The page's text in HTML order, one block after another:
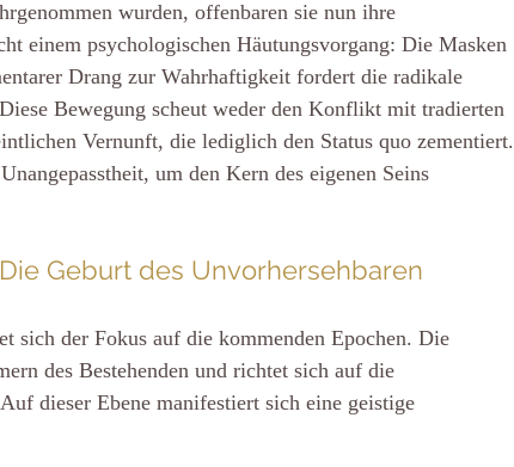
wurden, offenbaren sie nun ihre
einem psychologischen Häutungsvorgang: Die Masken
Drang zur Wahrhaftigkeit fordert die radikale
Bewegung scheut weder den Konflikt mit tradierten
Vernunft, die lediglich den Status quo zementiert.
um den Kern des eigenen Seins
Geburt des Unvorhersehbaren
sich der Fokus auf die kommenden Epochen. Die
des Bestehenden und richtet sich auf die
dieser Ebene manifestiert sich eine geistige